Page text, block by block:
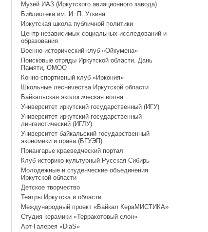
Музей ИАЗ (Иркутского авиационного завода)
Библиотека им. И. П. Уткина
Иркутская школа публичной политики
Центр независимых социальных исследований и
образования
Военно-исторический клуб «Ойкумена»
Поисковые отряды Иркутской области. Дань
Памяти, ОМОО
Конно-спортивный клуб «Иркония»
Школьные лесничества Иркутской области
Байкальская экологическая волна
Университет иркутский государственный (ИГУ)
Университет иркутский государственный
лингвистический (ИГЛУ)
Университет байкальский государственный
экономики и права (БГУЭП)
Приангарье краеведческий портал
Клуб историко-культурный Русская Сибирь
Молодежные и студенческие объединения
Иркутской области
Детское творчество
Театры Иркутска и области
Международный проект «Байкал КераМИСТИКА»
Студия керамики «Терракотовый слон»
Арт-Галерея «DiaS»